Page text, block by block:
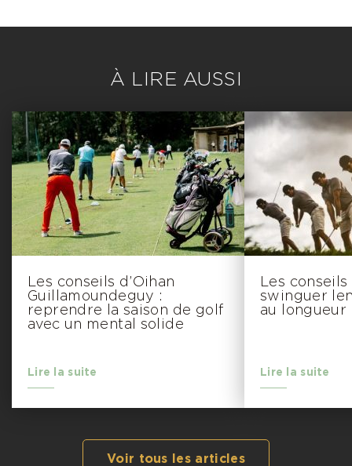
À LIRE AUSSI
Les conseils d’Oihan
Guillamoundeguy :
reprendre la saison de golf
avec un mental solide
Lire la suite
Les
swinguer
au longueur
Lire la suite
Voir tous les articles